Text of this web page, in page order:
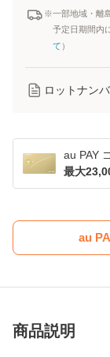
※一部地域・離
予定日期間内
て ）
ロットナンバ
au PAY
最大
au
商品説明